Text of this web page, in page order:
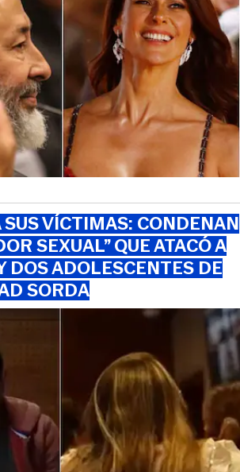
VÍCTIMAS: CONDENAN
SEXUAL” QUE ATACÓ A
DOS ADOLESCENTES DE
SORDA